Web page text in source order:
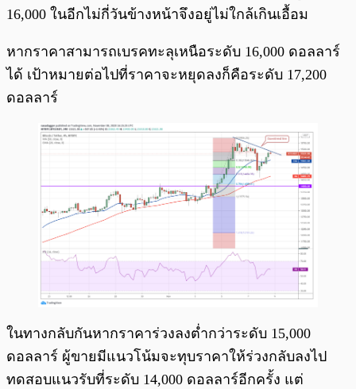
16,000 ในอีกไม่กี่วันข้างหน้าจึงอยู่ไม่ใกล้เกินเอื้อม
หากราคาสามารถเบรคทะลุเหนือระดับ 16,000 ดอลลาร์
ได้ เป้าหมายต่อไปที่ราคาจะหยุดลงก็คือระดับ 17,200
ดอลลาร์
ในทางกลับกันหากราคาร่วงลงต่ำกว่าระดับ 15,000
ดอลลาร์ ผู้ขายมีแนวโน้มจะทุบราคาให้ร่วงกลับลงไป
ทดสอบแนวรับที่ระดับ 14,000 ดอลลาร์อีกครั้ง แต่